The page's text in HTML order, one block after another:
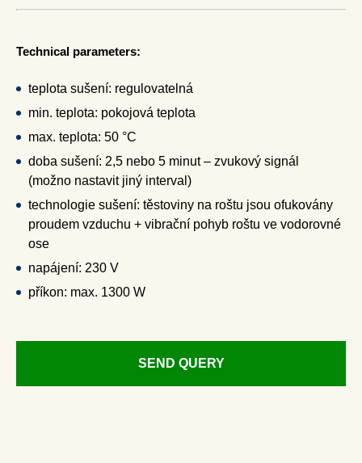
Technical parameters:
teplota sušení: regulovatelná
min. teplota: pokojová teplota
max. teplota: 50 °C
doba sušení: 2,5 nebo 5 minut – zvukový signál
(možno nastavit jiný interval)
technologie sušení: těstoviny na roštu jsou ofukovány
proudem vzduchu + vibrační pohyb roštu ve vodorovné
ose
napájení: 230 V
příkon: max. 1300 W
SEND QUERY